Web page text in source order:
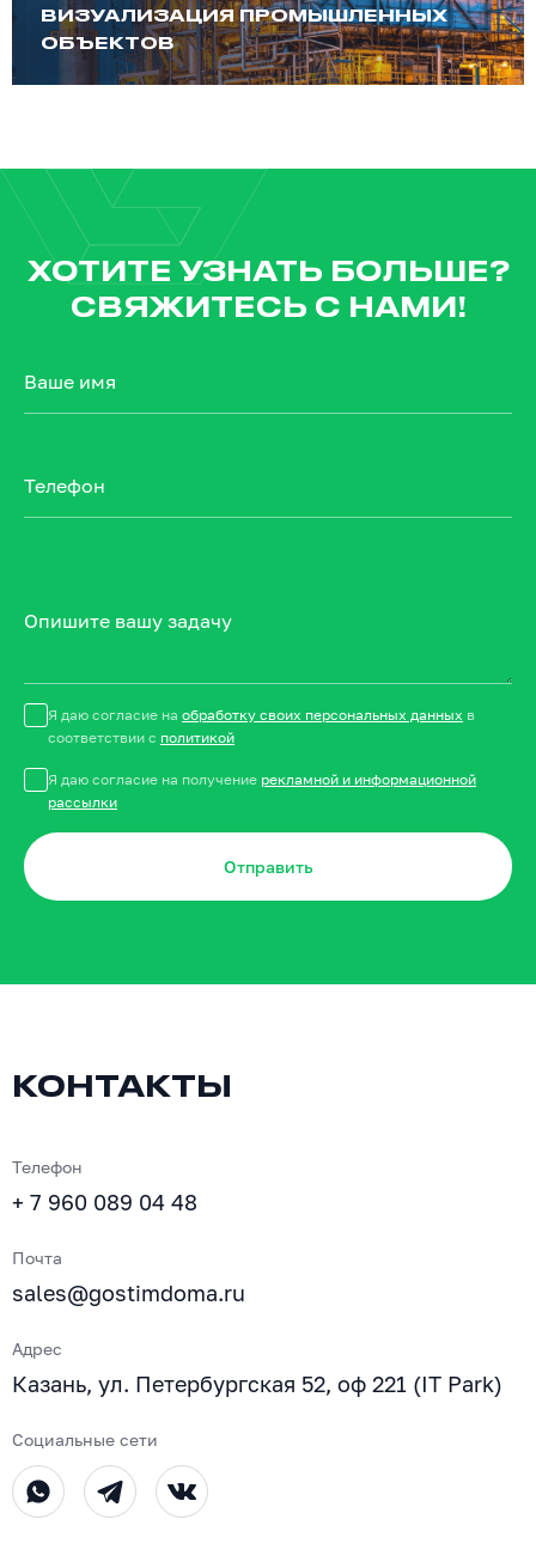
ВИЗУАЛИЗАЦИЯ ПРОМЫШЛЕННЫХ
ОБЪЕКТОВ
ХОТИТЕ УЗНАТЬ БОЛЬШЕ?
СВЯЖИТЕСЬ С НАМИ!
Ваше имя
Телефон
Опишите вашу задачу
Я даю согласие на обработку своих персональных данных в
соответствии с политикой
Я даю согласие на получение рекламной и информационной
рассылки
Отправить
КОНТАКТЫ
Телефон
+ 7 960 089 04 48
Почта
sales@gostimdoma.ru
Адрес
Казань, ул. Петербургская 52, оф 221 (IT Park)
Социальные сети